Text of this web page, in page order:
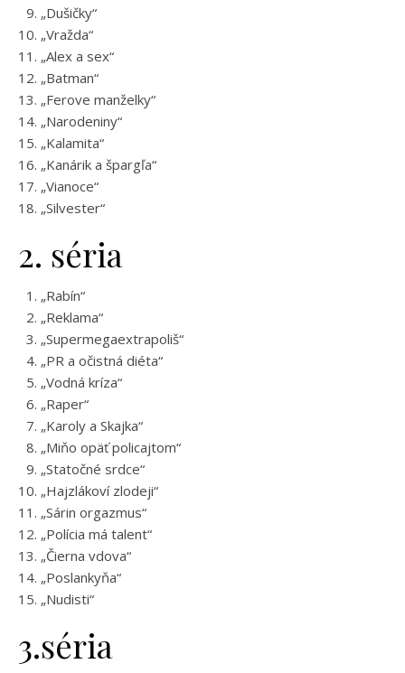
„Dušičky“
„Vražda“
„Alex a sex“
„Batman“
„Ferove manželky“
„Narodeniny“
„Kalamita“
„Kanárik a špargľa“
„Vianoce“
„Silvester“
2. séria
„Rabín“
„Reklama“
„Supermegaextrapoliš“
„PR a očistná diéta“
„Vodná kríza“
„Raper“
„Karoly a Skajka“
„Miňo opäť policajtom“
„Statočné srdce“
„Hajzlákoví zlodeji“
„Sárin orgazmus“
„Polícia má talent“
„Čierna vdova“
„Poslankyňa“
„Nudisti“
3.séria